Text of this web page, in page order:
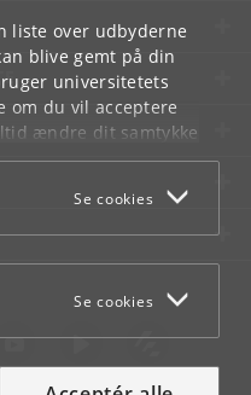
liste over udbyderne
blive gemt på din
universitetets
om du vil acceptere
ændre dit samtykke
som du finder i
Se cookies
Se cookies